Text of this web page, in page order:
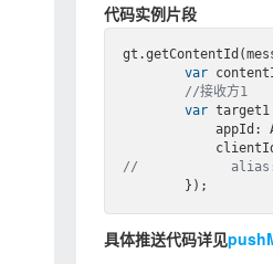
代码实例片段
var
//接收方1
var
//
具体推送代码详见